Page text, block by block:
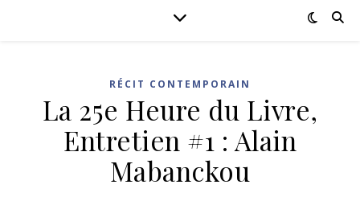
RÉCIT CONTEMPORAIN
La 25e Heure du Livre,
Entretien #1 : Alain
Mabanckou